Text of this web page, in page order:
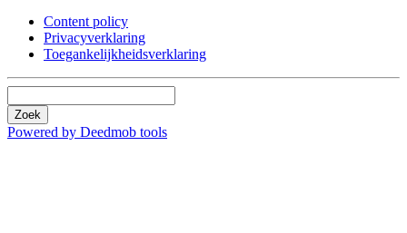
Content policy
Privacyverklaring
Toegankelijkheidsverklaring
Zoek
Powered by Deedmob tools